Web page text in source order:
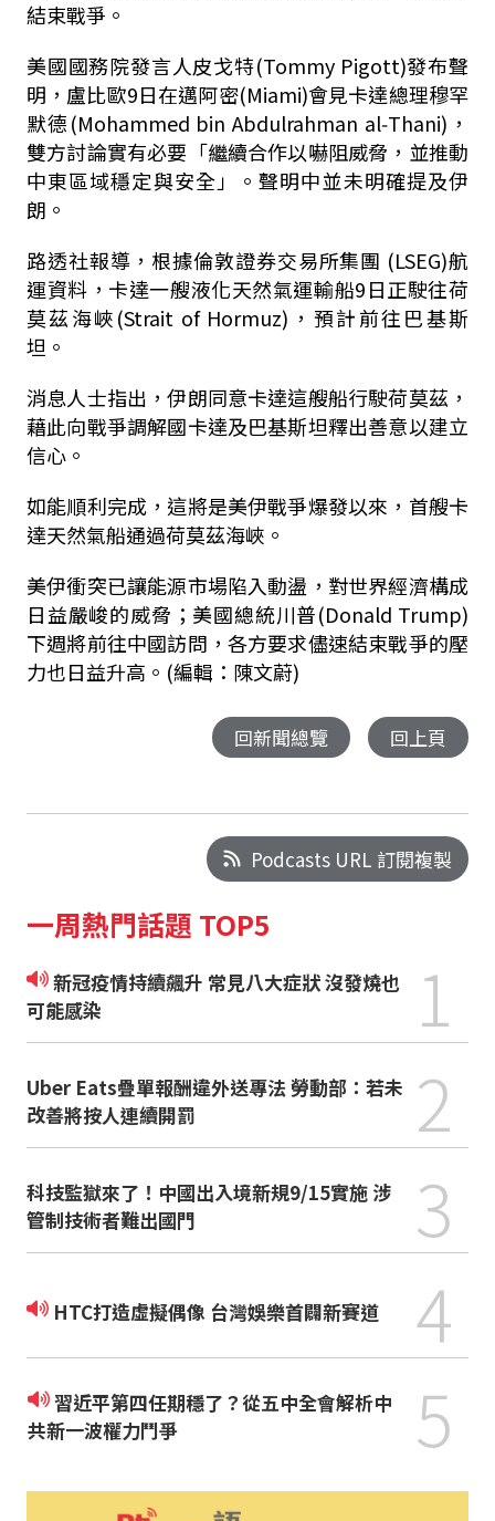
結束戰爭。
美國國務院發言人皮戈特(Tommy Pigott)發布聲
明，盧比歐9日在邁阿密(Miami)會見卡達總理穆罕
默德(Mohammed bin Abdulrahman al‑Thani)，
雙方討論實有必要「繼續合作以嚇阻威脅，並推動
中東區域穩定與安全」。聲明中並未明確提及伊
朗。
路透社報導，根據倫敦證券交易所集團 (LSEG)航
運資料，卡達一艘液化天然氣運輸船9日正駛往荷
莫茲海峽(Strait of Hormuz)，預計前往巴基斯
坦。
消息人士指出，伊朗同意卡達這艘船行駛荷莫茲，
藉此向戰爭調解國卡達及巴基斯坦釋出善意以建立
信心。
如能順利完成，這將是美伊戰爭爆發以來，首艘卡
達天然氣船通過荷莫茲海峽。
美伊衝突已讓能源市場陷入動盪，對世界經濟構成
日益嚴峻的威脅；美國總統川普(Donald Trump)
下週將前往中國訪問，各方要求儘速結束戰爭的壓
力也日益升高。(編輯：陳文蔚)
回新聞總覽 回上頁
Podcasts URL 訂閱複製
一周熱門話題 TOP5
新冠疫情持續飆升 常見八大症狀 沒發燒也
可能感染
1
Uber Eats疊單報酬違外送專法 勞動部：若未
改善將按人連續開罰
2
科技監獄來了！中國出入境新規9/15實施 涉
管制技術者難出國門
3
HTC打造虛擬偶像 台灣娛樂首闢新賽道 4
習近平第四任期穩了？從五中全會解析中
共新一波權力鬥爭
5